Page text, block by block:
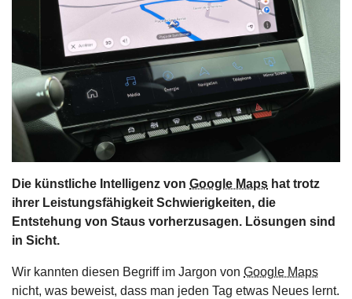
Die künstliche Intelligenz von Google Maps hat trotz
ihrer Leistungsfähigkeit Schwierigkeiten, die
Entstehung von Staus vorherzusagen. Lösungen sind
in Sicht.
Wir kannten diesen Begriff im Jargon von Google Maps
nicht, was beweist, dass man jeden Tag etwas Neues lernt.